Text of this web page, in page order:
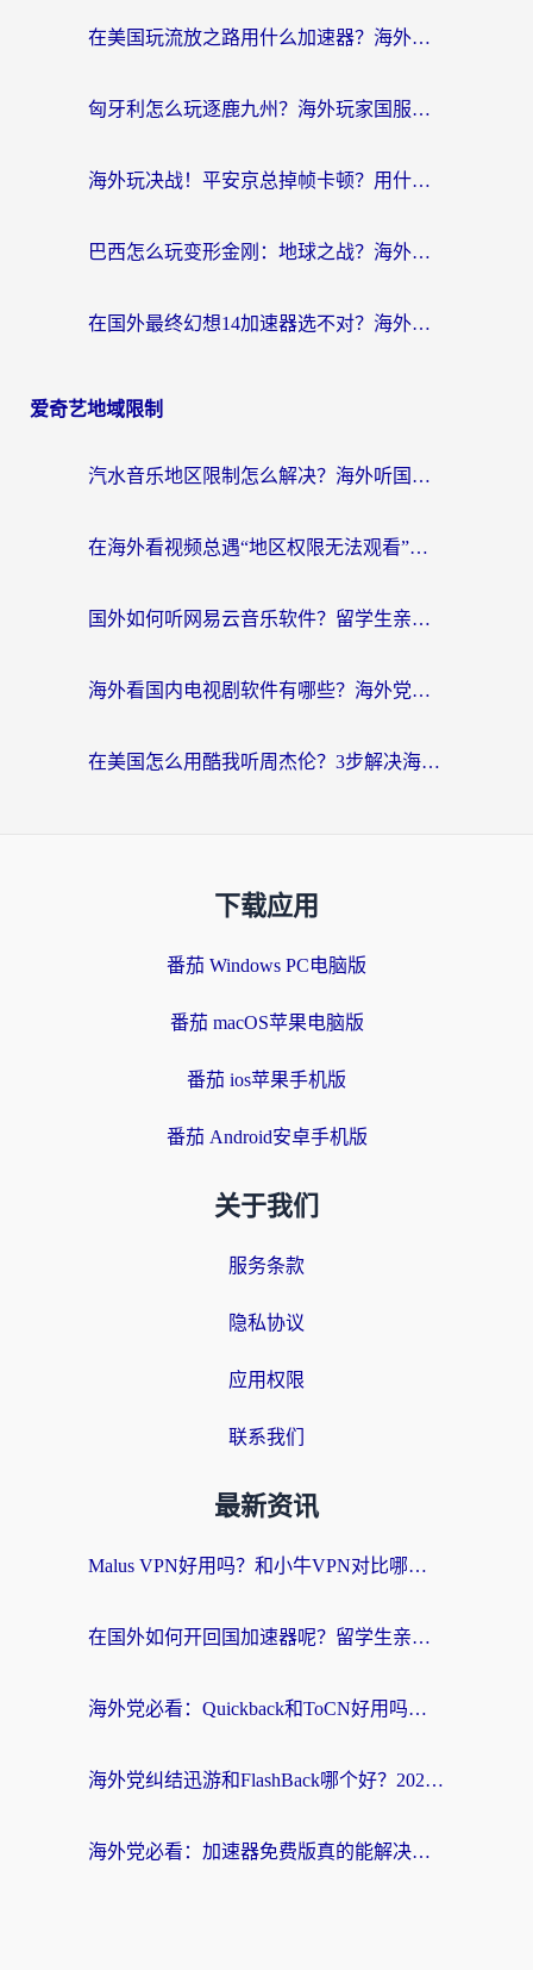
在美国玩流放之路用什么加速器？海外党国服游戏不卡顿的终极攻略
匈牙利怎么玩逐鹿九州？海外玩家国服游戏加速器终极指南（附永劫无间荣耀新三国解决方案）
海外玩决战！平安京总掉帧卡顿？用什么加速器比较好？实测指南来了
巴西怎么玩变形金刚：地球之战？海外玩家国服游戏加速终极指南（附新诛仙延迟密室逃脱18解决办法）
在国外最终幻想14加速器选不对？海外玩家的国服游戏加速避坑指南
爱奇艺地域限制
汽水音乐地区限制怎么解决？海外听国内音乐的实用指南来了
在海外看视频总遇“地区权限无法观看”？这篇攻略帮你轻松解锁国内影视动漫
国外如何听网易云音乐软件？留学生亲测有效的回国加速方案
海外看国内电视剧软件有哪些？海外党专属追剧指南来了
在美国怎么用酷我听周杰伦？3步解决海外听歌地域限制，附QQ音乐网易云通用技巧
下载应用
番茄 Windows PC电脑版
番茄 macOS苹果电脑版
番茄 ios苹果手机版
番茄 Android安卓手机版
关于我们
服务条款
隐私协议
应用权限
联系我们
最新资讯
Malus VPN好用吗？和小牛VPN对比哪个回国效果更好？海外党亲测实用指南
在国外如何开回国加速器呢？留学生亲测的无缝访问国内资源指南
海外党必看：Quickback和ToCN好用吗？3分钟选对回国加速器的实用指南
海外党纠结迅游和FlashBack哪个好？2026实用指南教你选对回国加速器
海外党必看：加速器免费版真的能解决回国访问难题吗？附实用选择指南